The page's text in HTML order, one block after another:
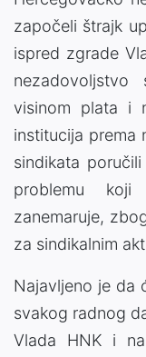
započeli štrajk
ispred zgrade
nezadovoljstvo
visinom plata i
institucija prema
sindikata
problemu
zanemaruje,
za sindikalnim
Najavljeno je da
svakog radnog
Vlada HNK i